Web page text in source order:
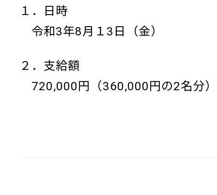
１．日時
令和3年8月１3日（金）
２．支給額
720,000円（360,000円の2名分）